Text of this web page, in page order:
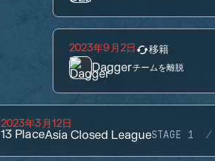
2023年9月2日 移籍
Daggerチームを離脱
2023年3月12日
13 PlaceAsia Closed LeagueSTAGE 1